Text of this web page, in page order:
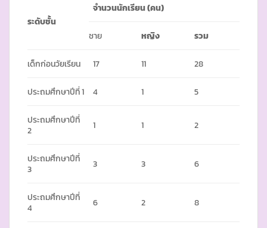
ระดับชั้น
จำนวนนักเรียน (คน)
ชาย หญิง รวม
เด็กก่อนวัยเรียน 17 11 28
ประถมศึกษาปีที่ 1 4 1 5
ประถมศึกษาปีที่
2
1 1 2
ประถมศึกษาปีที่
3
3 3 6
ประถมศึกษาปีที่
4
6 2 8